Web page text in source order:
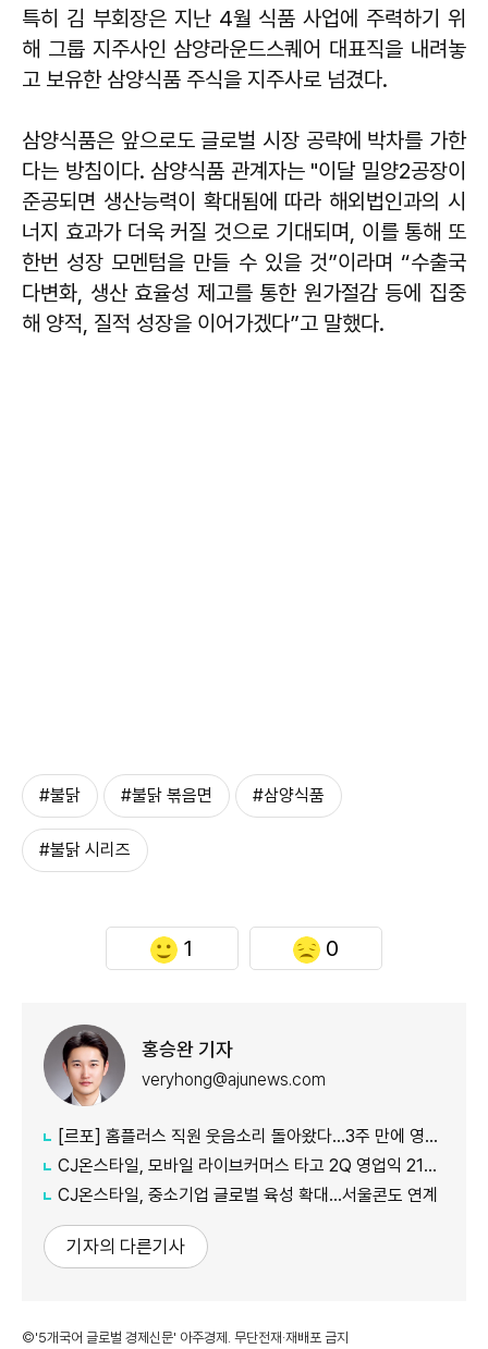
특히 김 부회장은 지난 4월 식품 사업에 주력하기 위
해 그룹 지주사인 삼양라운드스퀘어 대표직을 내려놓
고 보유한 삼양식품 주식을 지주사로 넘겼다.
삼양식품은 앞으로도 글로벌 시장 공략에 박차를 가한
다는 방침이다. 삼양식품 관계자는 "이달 밀양2공장이
준공되면 생산능력이 확대됨에 따라 해외법인과의 시
너지 효과가 더욱 커질 것으로 기대되며, 이를 통해 또
한번 성장 모멘텀을 만들 수 있을 것”이라며 “수출국
다변화, 생산 효율성 제고를 통한 원가절감 등에 집중
해 양적, 질적 성장을 이어가겠다”고 말했다.
#불닭 #불닭 볶음면 #삼양식품
#불닭 시리즈
1 0
홍승완 기자
veryhong@ajunews.com
[르포] 홈플러스 직원 웃음소리 돌아왔다…3주 만에 영업 재개 채비
CJ온스타일, 모바일 라이브커머스 타고 2Q 영업익 21%↑
CJ온스타일, 중소기업 글로벌 육성 확대…서울콘도 연계
기자의 다른기사
©'5개국어 글로벌 경제신문' 아주경제. 무단전재·재배포 금지